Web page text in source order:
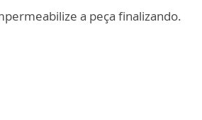
a peça finalizando.